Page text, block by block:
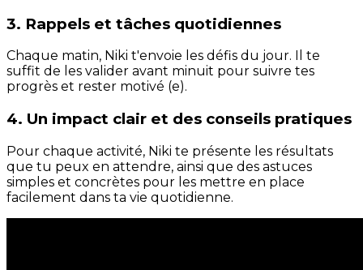
3. Rappels et tâches quotidiennes
Chaque matin, Niki t'envoie les défis du jour. Il te
suffit de les valider avant minuit pour suivre tes
progrès et rester motivé (e).
4. Un impact clair et des conseils pratiques
Pour chaque activité, Niki te présente les résultats
que tu peux en attendre, ainsi que des astuces
simples et concrètes pour les mettre en place
facilement dans ta vie quotidienne.